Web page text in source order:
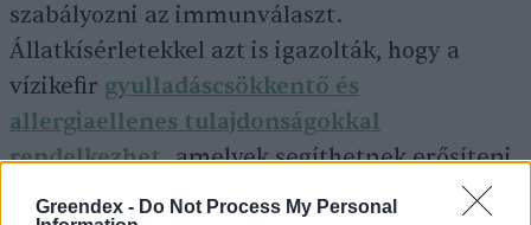
Greendex - Do Not Process My Personal
szabályozni az immunválaszt.
Állatkísérletekkel azt is igazolták, hogy a
vízikefir gyulladáscsökkentő és
allergiaellenes tulajdonságokkal
rendelkezhet,amelyek segíthetnek erősíteni
az immunitást.